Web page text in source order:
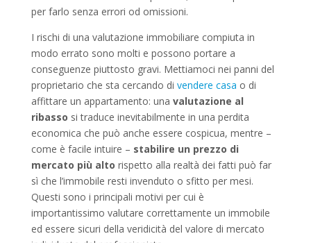
per farlo senza errori od omissioni.
I rischi di una valutazione immobiliare compiuta in
modo errato sono molti e possono portare a
conseguenze piuttosto gravi. Mettiamoci nei panni del
proprietario che sta cercando di vendere casa o di
affittare un appartamento: una valutazione al
ribasso si traduce inevitabilmente in una perdita
economica che può anche essere cospicua, mentre –
come è facile intuire – stabilire un prezzo di
mercato più alto rispetto alla realtà dei fatti può far
sì che l’immobile resti invenduto o sfitto per mesi.
Questi sono i principali motivi per cui è
importantissimo valutare correttamente un immobile
ed essere sicuri della veridicità del valore di mercato